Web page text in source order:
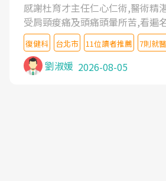
感謝杜育才主任仁心仁術,醫術精
受肩頸痠痛及頭痛頭暈所苦,看遍
檢查,也嘗試過西醫打針,中醫針灸
沒有用,後來連吃到嗎啡類止痛藥
症狀,沒多久就痛起來,多年失眠嚴
台灣親友介紹忠孝醫院杜育才主
復健科 台北市 11位讀者推薦 7則就
劉淑媛 2026-08-05